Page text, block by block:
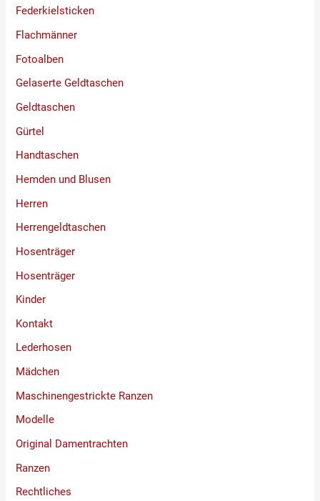
Federkielsticken
Flachmänner
Fotoalben
Gelaserte Geldtaschen
Geldtaschen
Gürtel
Handtaschen
Hemden und Blusen
Herren
Herrengeldtaschen
Hosenträger
Hosenträger
Kinder
Kontakt
Lederhosen
Mädchen
Maschinengestrickte Ranzen
Modelle
Original Damentrachten
Ranzen
Rechtliches